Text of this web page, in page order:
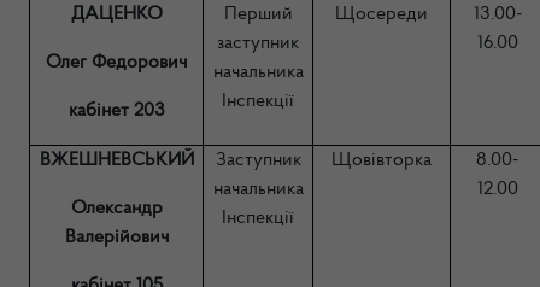
ДАЦЕНКО
Олег Федорович
кабінет 203
Перший
заступник
начальника
Інспекції
Щосереди
13.00-
16.00
ВЖЕШНЕВСЬКИЙ
Олександр
Валерійович
Заступник
начальника
Інспекції
Щовівторка
8.00-
12.00